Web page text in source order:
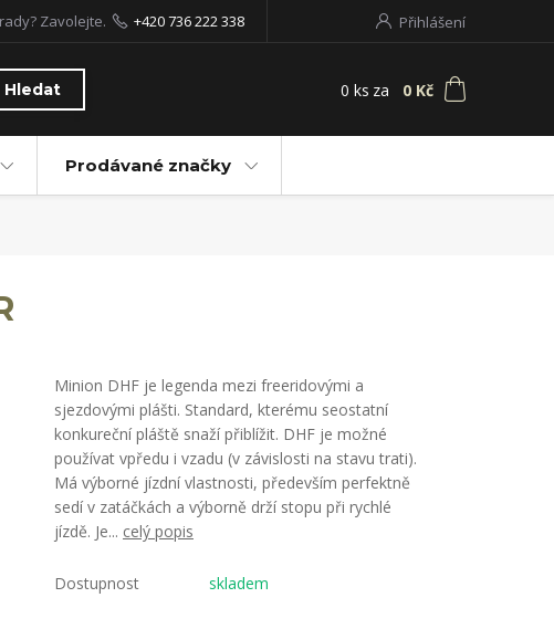
Přihlášení
Hledat
Zavolejte. +420 736 222 338
0 ks za 0 Kč
Prodávané značky
Minion DHF je legenda mezi freeridovými a
sjezdovými plášti. Standard, kterému seostatní
konkureční pláště snaží přiblížit. DHF je možné
používat vpředu i vzadu (v závislosti na stavu trati).
Má výborné jízdní vlastnosti, především perfektně
sedí v zatáčkách a výborně drží stopu při rychlé
jízdě. Je... celý popis
Dostupnost skladem